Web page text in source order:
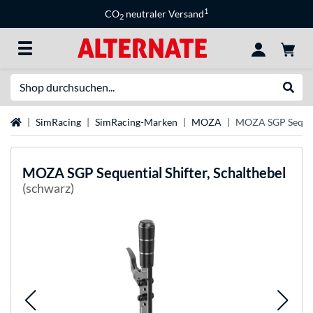
CO2 neutraler Versand1
StartseiteSimRacing SimRacing-Marken MOZA MOZA SGP
MOZASGP Sequential Shifter, Schalthebel
(schwarz)